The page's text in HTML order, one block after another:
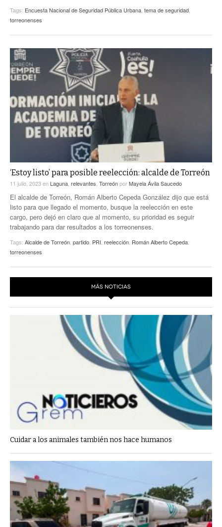
Tags: Encuesta Nacional de Seguridad Pública Urbana tema de seguridad
torreonenses
‘Estoy listo’ para posible reelección: alcalde de Torreón
11 julio, 2023en Laguna relevantes TorreónporMayela Ávila Saucedo
El alcalde de Torreón, Román Alberto Cepeda González dijo que está
listo para que llegado el momento, busque la reelección en este
cargo, pero dejó en claro que al momento, su prioridad es seguir
trabajando para dar resultados a los torreonenses.
Tags: Alcalde de Torreón partido PRI reelección Román Alberto Cepeda
torreonenses
MÁS NOTICIAS
Cuidar a los animales también nos hace humanos